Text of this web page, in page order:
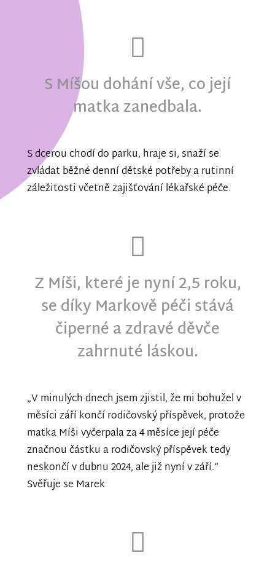
S Míšou dohání vše, co její
matka zanedbala.
S dcerou chodí do parku, hraje si, snaží se
zvládat běžné denní dětské potřeby a rutinní
záležitosti včetně zajišťování lékařské péče.
Z Míši, které je nyní 2,5 roku,
se díky Markově péči stává
čiperné a zdravé děvče
zahrnuté láskou.
„V minulých dnech jsem zjistil, že mi bohužel v
měsíci září končí rodičovský příspěvek, protože
matka Míši vyčerpala za 4 měsíce její péče
značnou částku a rodičovský příspěvek tedy
neskončí v dubnu 2024, ale již nyní v září.“
Svěřuje se Marek